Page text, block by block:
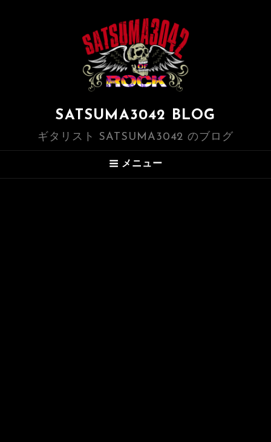
SATSUMA3042 BLOG
ギタリスト SATSUMA3042 のブログ
メニュー